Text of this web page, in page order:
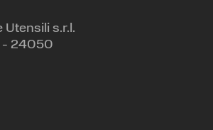
Utensili s.r.l.
- 24050